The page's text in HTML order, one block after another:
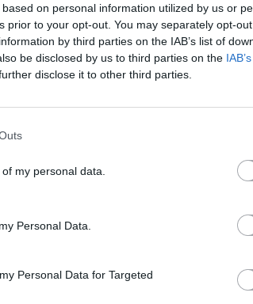
on personal information utilized by us or
prior to your opt-out. You may separately opt-
by third parties on the IAB’s list of
be disclosed by us to third parties on the
disclose it to other third parties.
my personal data.
Personal Data.
Personal Data for Targeted
d’oro città di Legnano